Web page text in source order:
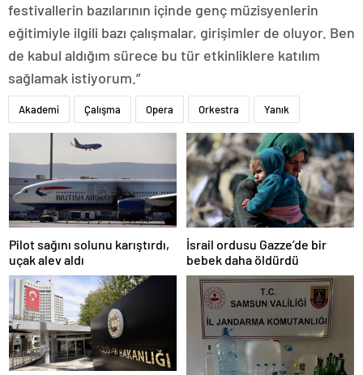
festivallerin bazılarının içinde genç müzisyenlerin
eğitimiyle ilgili bazı çalışmalar, girişimler de oluyor. Ben
de kabul aldığım sürece bu tür etkinliklere katılım
sağlamak istiyorum.”
Akademi Çalışma Opera Orkestra Yanık
Pilot sağını solunu karıştırdı,
uçak alev aldı
İsrail ordusu Gazze’de bir
bebek daha öldürdü